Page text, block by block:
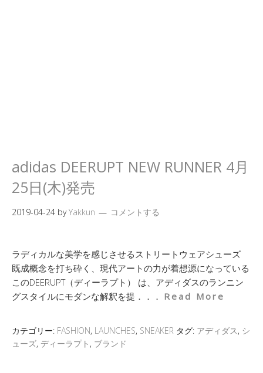
adidas DEERUPT NEW RUNNER 4月
25日(木)発売
2019-04-24 byYakkun コメントする
ラディカルな美学を感じさせるストリートウェアシューズ
既成概念を打ち砕く、現代アートの力が着想源になっている
このDEERUPT（ディーラプト） は、アディダスのランニン
グスタイルにモダンな解釈を提．．． Read More
カテゴリー: FASHION, LAUNCHES, SNEAKER タグ: アディダス, シ
ューズ, ディーラプト , ブランド